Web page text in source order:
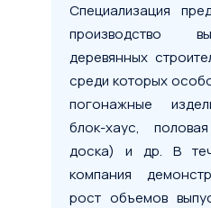
Специализация
производство
деревянных
среди которых
погонажные
блок-хаус,
доска) и др. В
компания
рост объемов